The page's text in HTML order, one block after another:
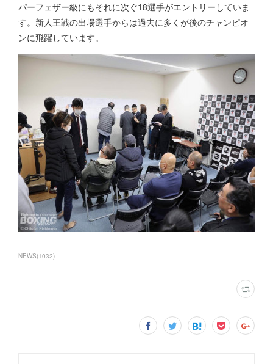
パーフェザー級にもそれに次ぐ18選手がエントリーしていま
す。新人王戦の出場選手からは過去に多くが後のチャンピオ
ンに飛躍しています。
NEWS(1032)